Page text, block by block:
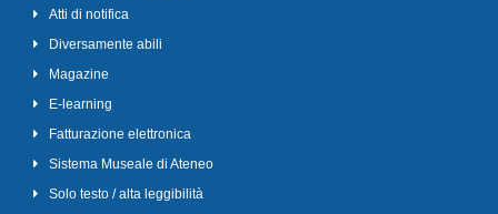
Atti di notifica
Diversamente abili
Magazine
E-learning
Fatturazione elettronica
Sistema Museale di Ateneo
Solo testo / alta leggibilità